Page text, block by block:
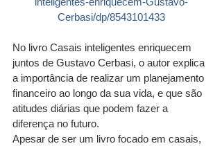
Cerbasi/dp/8543101433
No livro Casais inteligentes enriquecem
juntos de Gustavo Cerbasi, o autor explica
a importância de realizar um planejamento
financeiro ao longo da sua vida, e que são
atitudes diárias que podem fazer a
diferença no futuro.
Apesar de ser um livro focado em casais,